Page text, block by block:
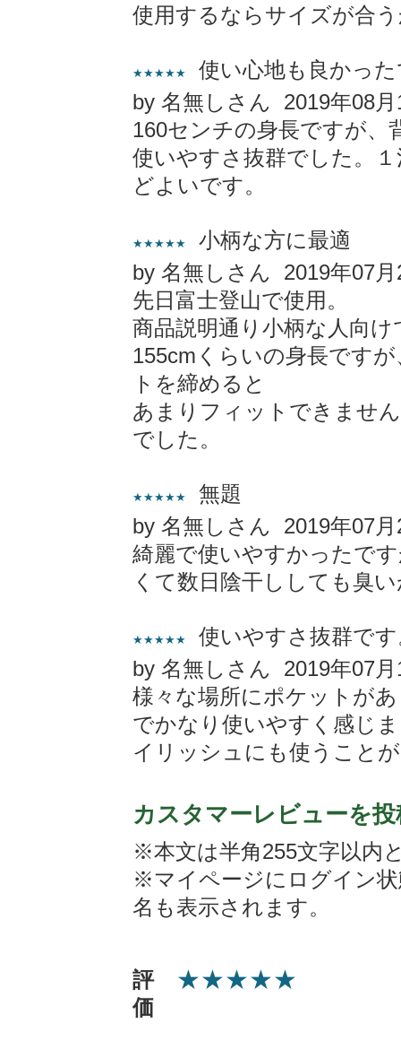
使用するならサイズが合
★★★★★
使い心地も良かっ
by 名無しさん 2019年08月
160センチの身長ですが、
使いやすさ抜群でした。
どよいです。
★★★★★
小柄な方に最適
by 名無しさん 2019年07月
先日富士登山で使用。
商品説明通り小柄な人向け
155cmくらいの身長です
トを締めると
あまりフィットできませ
でした。
★★★★★
無題
by 名無しさん 2019年07月
綺麗で使いやすかったで
くて数日陰干ししても臭
★★★★★
使いやすさ抜群で
by 名無しさん 2019年07月
様々な場所にポケットが
でかなり使いやすく感じ
イリッシュにも使うこと
カスタマーレビューを
※本文は半角255文字以内
※マイページにログイン
名も表示されます。
評
価
★★★★★